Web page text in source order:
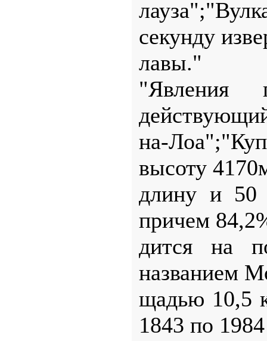
секунду
лавы."
"Явления
на-
высоту
длину и
причем
дится на
названием
щадью 10,5
1843 по